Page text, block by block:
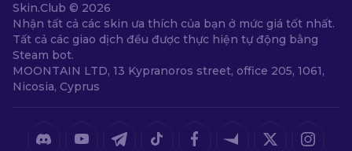
Skin.Club © 2026
Nhận tất cả các skin ưa thích của bạn ở mức giá tốt nhất.
Tất cả các giao dịch đều được thực hiện tự động bằng
Steam bot.
MOONTAIN LTD, 13 Kypranoros street, office 205, 1061,
Nicosia, Cyprus